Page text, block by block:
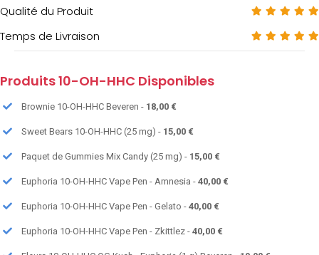
Qualité du Produit
Temps de Livraison
Produits 10-OH-HHC Disponibles
Brownie 10-OH-HHC Beveren - 18,00 €
Sweet Bears 10-OH-HHC (25 mg) - 15,00 €
Paquet de Gummies Mix Candy (25 mg) - 15,00 €
Euphoria 10-OH-HHC Vape Pen - Amnesia - 40,00 €
Euphoria 10-OH-HHC Vape Pen - Gelato - 40,00 €
Euphoria 10-OH-HHC Vape Pen - Zkittlez - 40,00 €